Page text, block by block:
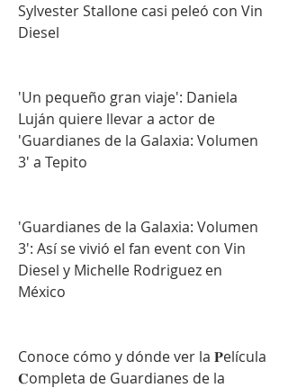
Sylvester Stallone casi peleó con Vin
Diesel
'Un pequeño gran viaje': Daniela
Luján quiere llevar a actor de
'Guardianes de la Galaxia: Volumen
3' a Tepito
'Guardianes de la Galaxia: Volumen
3': Así se vivió el fan event con Vin
Diesel y Michelle Rodriguez en
México
Conoce cómo y dónde ver la 𝐏elícula
𝐂ompleta de Guardianes de la